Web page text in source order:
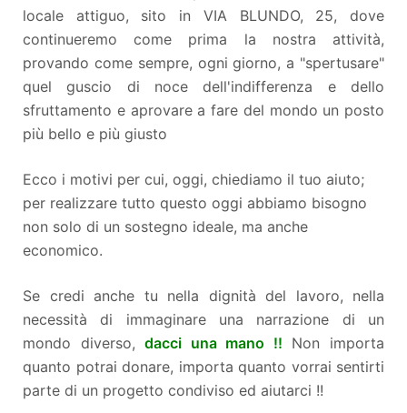
locale attiguo, sito in VIA BLUNDO, 25, dove
continueremo come prima la nostra attività,
provando come sempre, ogni giorno, a "spertusare"
quel guscio di noce dell'indifferenza e dello
sfruttamento e aprovare a fare del mondo un posto
più bello e più giusto
Ecco i motivi per cui, oggi, chiediamo il tuo aiuto;
per realizzare tutto questo oggi abbiamo bisogno
non solo di un sostegno ideale, ma anche
economico.
Se credi anche tu nella dignità del lavoro, nella
necessità di immaginare una narrazione di un
mondo diverso,dacci una mano !! Non importa
quanto potrai donare, importa quanto vorrai sentirti
parte di un progetto condiviso ed aiutarci !!